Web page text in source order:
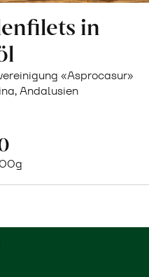
in
«Asprocasur»
Andalusien